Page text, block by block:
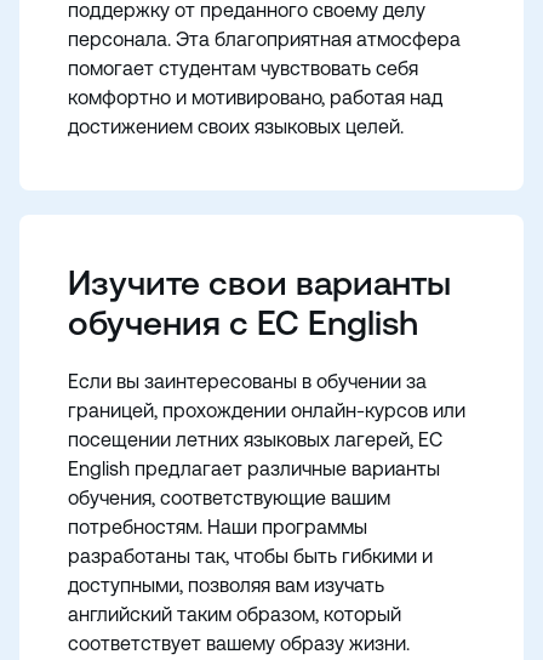
поддержку от преданного своему делу
персонала. Эта благоприятная атмосфера
помогает студентам чувствовать себя
комфортно и мотивировано, работая над
достижением своих языковых целей.
Изучите свои варианты
обучения с EC English
Если вы заинтересованы в обучении за
границей, прохождении онлайн-курсов или
посещении летних языковых лагерей, EC
English предлагает различные варианты
обучения, соответствующие вашим
потребностям. Наши программы
разработаны так, чтобы быть гибкими и
доступными, позволяя вам изучать
английский таким образом, который
соответствует вашему образу жизни.